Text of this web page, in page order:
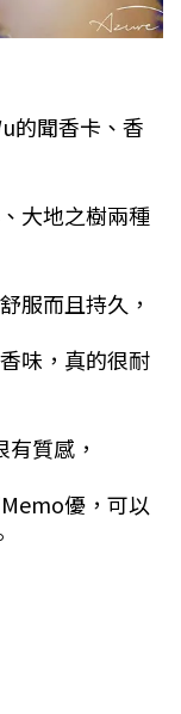
的聞香卡、香
大地之樹兩種
服而且持久，
味，真的很耐
質感，
優，可以